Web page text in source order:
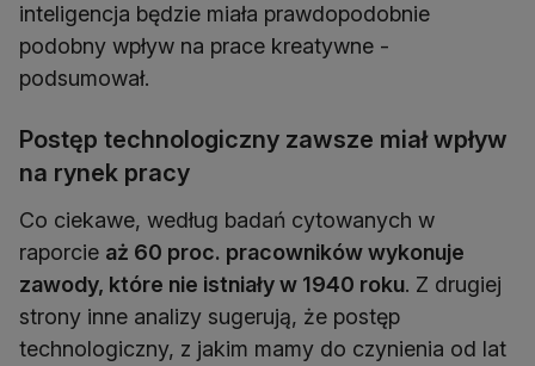
inteligencja będzie miała prawdopodobnie
podobny wpływ na prace kreatywne -
podsumował.
Postęp technologiczny zawsze miał wpływ
na rynek pracy
Co ciekawe, według badań cytowanych w
raporcie aż 60 proc. pracowników wykonuje
zawody, które nie istniały w 1940 roku. Z drugiej
strony inne analizy sugerują, że postęp
technologiczny, z jakim mamy do czynienia od lat